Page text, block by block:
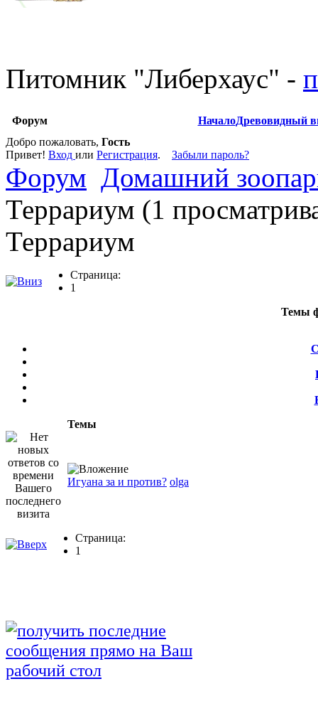
Питомник "Либерхаус" -
Форум НачалоДревовидный
Добро пожаловать, Гость
Привет! Вход или Регистрация. Забыли пароль?
Форум Домашний
Террариум (1
Террариум
Страница:
1
Темы
Темы
Игуана за и против? olga
Страница:
1